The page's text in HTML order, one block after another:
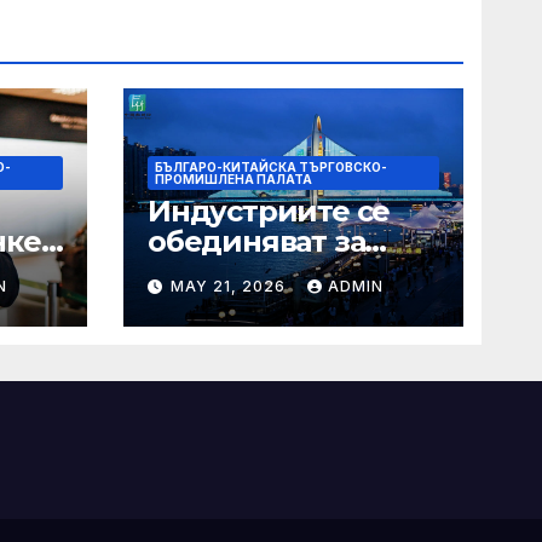
БЪЛГАРО-КИТАЙСКА ТЪРГОВСКО-
ПРОМИШЛЕНА ПАЛАТА
Индустриите се
обединяват за
висококачествен
растеж на
културния и
сектор
MAY 21, 2026 ADMIN